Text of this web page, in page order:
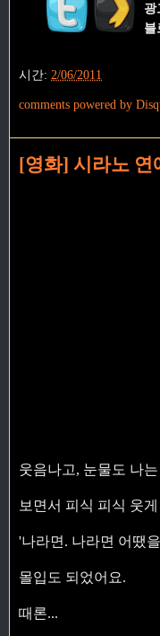
광
블
시간: 2/06/2011
comments powered by
[영화] 시라노 연
웃음나고, 눈물도 나
보면서 피식 피식 웃
'나라면. 나라면 어땠
몰입도 되었어요.
때론...